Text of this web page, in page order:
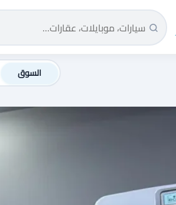
السوق